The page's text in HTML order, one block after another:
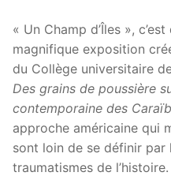
« Un Champ d’Îles »,
magnifique exposition
du Collège universitaire
Des grains de poussière
contemporaine des
approche américaine qui
sont loin de se définir par
traumatismes de